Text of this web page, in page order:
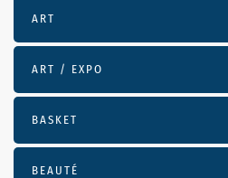
ART
ART / EXPO
BASKET
BEAUTÉ